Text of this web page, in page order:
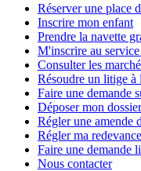
Réserver une place
Inscrire mon enfant
Prendre la navette
M'inscrire au
Consulter les
Résoudre un litige à
Faire une demande
Déposer mon
Régler une amende
Régler ma
Faire une demande
Nous contacter